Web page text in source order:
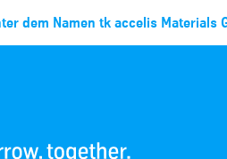
dem Namen tk accelis